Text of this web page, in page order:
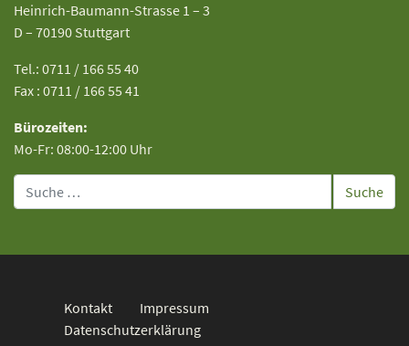
Heinrich-Baumann-Strasse 1 – 3
D – 70190 Stuttgart
Tel.: 0711 / 166 55 40
Fax : 0711 / 166 55 41
Bürozeiten:
Mo-Fr: 08:00-12:00 Uhr
Suche
Kontakt
Impressum
Datenschutzerklärung